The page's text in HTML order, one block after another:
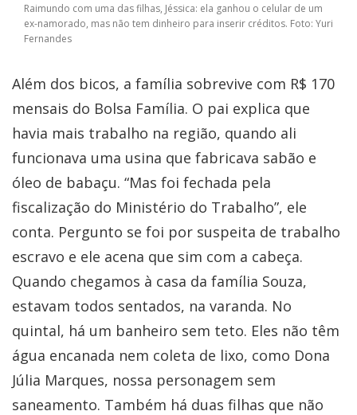
Raimundo com uma das filhas, Jéssica: ela ganhou o celular de um
ex-namorado, mas não tem dinheiro para inserir créditos. Foto: Yuri
Fernandes
Além dos bicos, a família sobrevive com R$ 170
mensais do Bolsa Família. O pai explica que
havia mais trabalho na região, quando ali
funcionava uma usina que fabricava sabão e
óleo de babaçu. “Mas foi fechada pela
fiscalização do Ministério do Trabalho”, ele
conta. Pergunto se foi por suspeita de trabalho
escravo e ele acena que sim com a cabeça.
Quando chegamos à casa da família Souza,
estavam todos sentados, na varanda. No
quintal, há um banheiro sem teto. Eles não têm
água encanada nem coleta de lixo, como Dona
Júlia Marques, nossa personagem sem
saneamento. Também há duas filhas que não